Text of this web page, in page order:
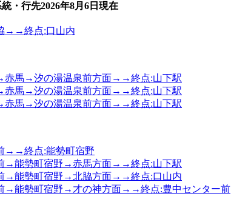
統・行先2026年8月6日 現在
→→終点:口山内
赤馬→汐の湯温泉前方面→→終点:山下駅
赤馬→汐の湯温泉前方面→→終点:山下駅
赤馬→汐の湯温泉前方面→→終点:山下駅
→→終点:能勢町宿野
→能勢町宿野→赤馬方面→→終点:山下駅
→能勢町宿野→北脇方面→→終点:口山内
→能勢町宿野→才の神方面→→終点:豊中センター前